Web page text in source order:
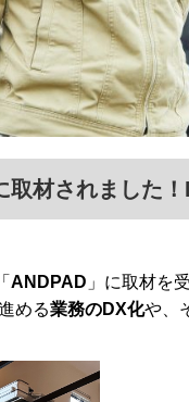
取材されました
ANDPAD 」に取材を
める業務のDX化や、